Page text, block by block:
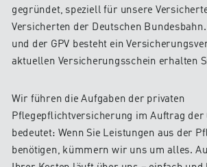
gegründet, speziell für unsere
Versicherten der Deutschen
und der GPV besteht ein
aktuellen Versicherungsschein erhalten
Wir führen die Aufgaben der privaten
Pflegepflichtversicherung im Auftrag der
bedeutet: Wenn Sie Leistungen aus der
benötigen, kümmern wir uns um alles.